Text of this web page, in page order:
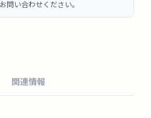
問い合わせください。
関連情報